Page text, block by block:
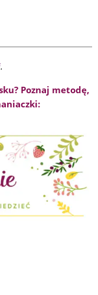
.
Poznaj metodę,